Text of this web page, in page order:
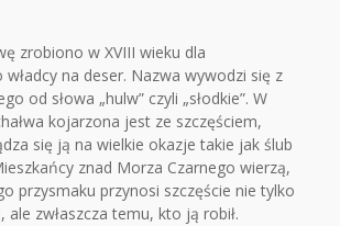
zrobiono w XVIII wieku dla
na deser. Nazwa wywodzi się z
od słowa „hulw” czyli „słodkie”. W
kojarzona jest ze szczęściem,
się ją na wielkie okazje takie jak ślub
znad Morza Czarnego wierzą,
przysmaku przynosi szczęście nie tylko
zwłaszcza temu, kto ją robił.